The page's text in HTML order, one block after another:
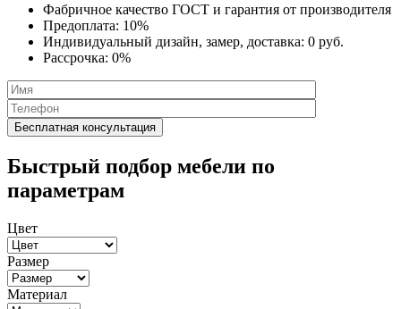
Фабричное качество ГОСТ и гарантия от производителя
Предоплата: 10%
Индивидуальный дизайн, замер, доставка: 0 руб.
Рассрочка: 0%
Быстрый подбор мебели по
параметрам
Цвет
Размер
Материал